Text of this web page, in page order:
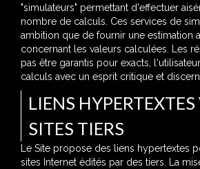
"simulateurs" permettant d'effectuer
nombre de calculs. Ces services de
ambition que de fournir une estimation
concernant les valeurs calculées. Les
pas être garantis pour exacts,
calculs avec un esprit critique et
LIENS HYPERTEXTES
SITES TIERS
Le Site propose des liens hypertextes
sites Internet édités par des tiers. La